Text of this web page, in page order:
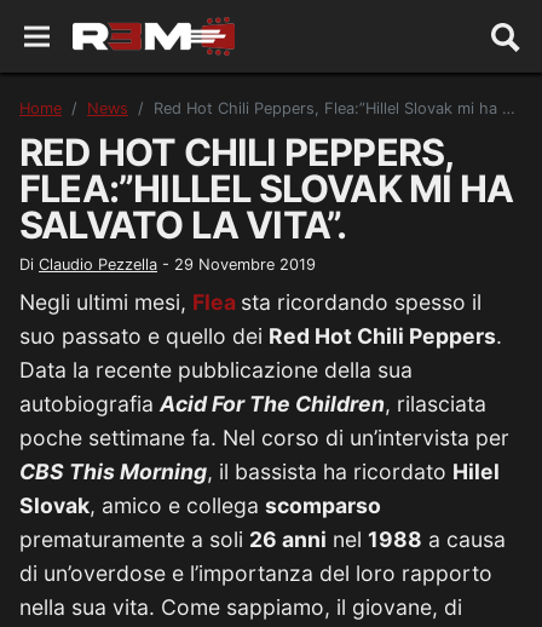
Home News Red Hot Chili Peppers, Flea:”Hillel Slovak mi ha salvato la vita”.
RED HOT CHILI PEPPERS,
FLEA:”HILLEL SLOVAK MI HA
SALVATO LA VITA”.
Di Claudio Pezzella - 29 Novembre 2019
Negli ultimi mesi, Flea sta ricordando spesso il
suo passato e quello dei Red Hot Chili Peppers.
Data la recente pubblicazione della sua
autobiografia Acid For The Children, rilasciata
poche settimane fa. Nel corso di un’intervista per
CBS This Morning, il bassista ha ricordato Hilel
Slovak, amico e collega scomparso
prematuramente a soli 26 anni nel 1988 a causa
di un’overdose e l’importanza del loro rapporto
nella sua vita. Come sappiamo, il giovane, di